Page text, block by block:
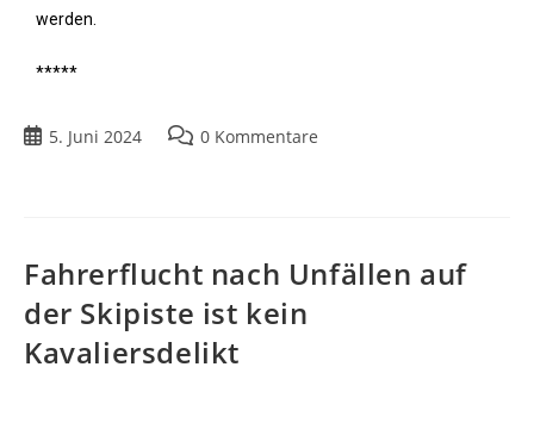
werden.
*****
5. Juni 2024 0 Kommentare
Fahrerflucht nach Unfällen auf
der Skipiste ist kein
Kavaliersdelikt